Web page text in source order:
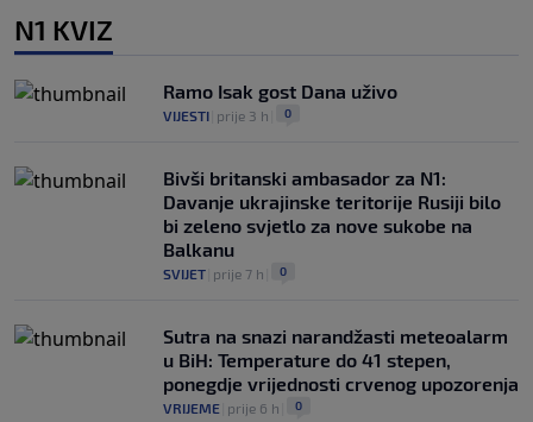
N1 KVIZ
Ramo Isak gost Dana uživo
VIJESTI prije 3 h 0
Bivši britanski ambasador za N1:
Davanje ukrajinske teritorije Rusiji bilo
bi zeleno svjetlo za nove sukobe na
Balkanu
SVIJET prije 7 h 0
Sutra na snazi narandžasti meteoalarm
u BiH: Temperature do 41 stepen,
ponegdje vrijednosti crvenog upozorenja
VRIJEME prije 6 h 0